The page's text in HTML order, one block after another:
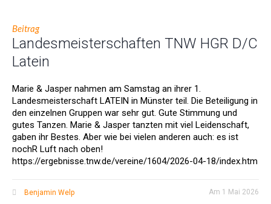
Beitrag
Landesmeisterschaften TNW HGR D/C
Latein
Marie & Jasper nahmen am Samstag an ihrer 1.
Landesmeisterschaft LATEIN in Münster teil. Die Beteiligung in
den einzelnen Gruppen war sehr gut. Gute Stimmung und
gutes Tanzen. Marie & Jasper tanzten mit viel Leidenschaft,
gaben ihr Bestes. Aber wie bei vielen anderen auch: es ist
nochR Luft nach oben!
https://ergebnisse.tnw.de/vereine/1604/2026-04-18/index.htm
Am 1 Mai 2026
Benjamin Welp